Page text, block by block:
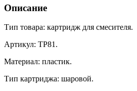
Описание
Тип товара: картридж для смесителя.
Артикул: ТР81.
Материал: пластик.
Тип картриджа: шаровой.